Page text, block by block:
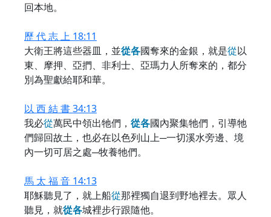
回本地。
歷 代 志 上 18:11
大衛王將這些器皿，並從各國奪來的金銀，就是從以
東、摩押、亞捫、非利士、亞瑪力人所奪來的，都分
別為聖獻給耶和華。
以 西 結 書 34:13
我必從萬民中領出牠們， 從各國內聚集牠們，引導牠
們歸回故土，也必在以色列山上─一切溪水旁邊、境
內一切可居之處─牧養牠們。
馬 太 福 音 14:13
耶穌聽見了，就上船從那裡獨自退到野地裡去。眾人
聽見，就從各城裡步行跟隨他。